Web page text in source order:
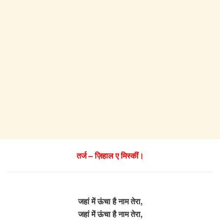
तर्ज – ज़िहाल ए मिस्कीं।
जहां में ऊंचा है नाम तेरा,
जहां में ऊंचा है नाम तेरा,